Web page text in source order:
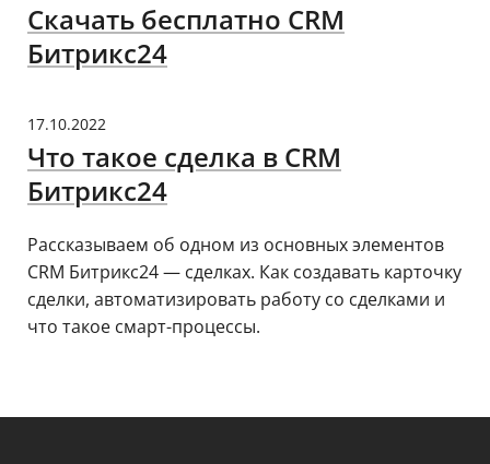
Скачать бесплатно CRM
Битрикс24
17.10.2022
Что такое сделка в CRM
Битрикс24
Рассказываем об одном из основных элементов
CRM Битрикс24 — сделках. Как создавать карточку
сделки, автоматизировать работу со сделками и
что такое смарт-процессы.